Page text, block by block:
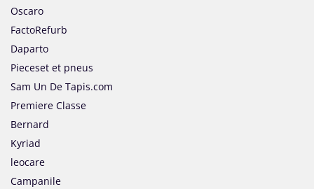
Oscaro
FactoRefurb
Daparto
Pieceset et pneus
Sam Un De Tapis.com
Premiere Classe
Bernard
Kyriad
leocare
Campanile